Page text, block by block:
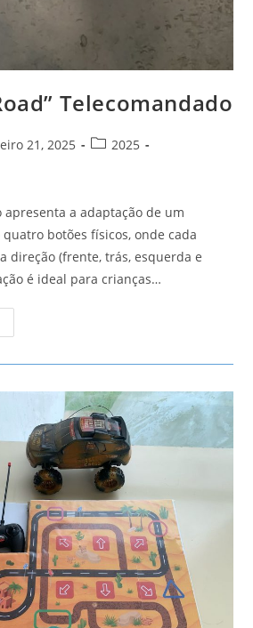
Telecomandado
21, 2025
Post2025
apresenta a adaptação de um
botões físicos, onde cada
direção (frente, trás, esquerda e
é ideal para crianças…